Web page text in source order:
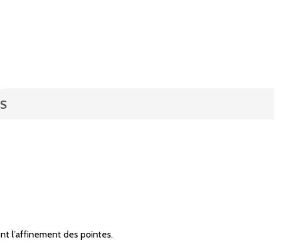
l’affinement des pointes.